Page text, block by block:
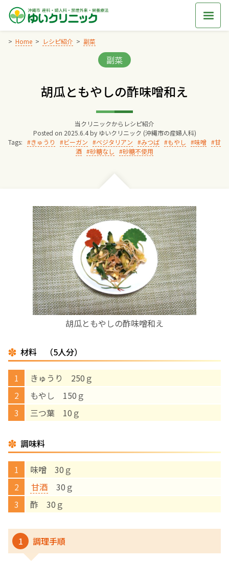
Skip
content
Home レシピ紹介 副菜
Categories:
副菜
胡瓜ともやしの酢味噌和え
当クリニックからレシピ紹介
Posted on 2025.6.4 by ゆいクリニック (沖縄市の産婦人科)
Tags:
きゅうり ビーガン ベジタリアン みつば もやし 味噌
甘
酒
砂糖なし 砂糖不使用
胡瓜ともやしの酢味噌和え
材料 （5人分）
きゅうり 250ｇ
もやし 150ｇ
三つ葉 10ｇ
調味料
味噌 30ｇ
甘酒 30ｇ
酢 30ｇ
1 調理手順
院長からのごあいさつ
妊婦健診
お産について
親と子の結びつき支援
母乳育児
その他の診療内容
‘さんルーム’ でさまざまな講座・クラス
遠方にお住まいで当院での出産を希望される方へ
医師プロフィール